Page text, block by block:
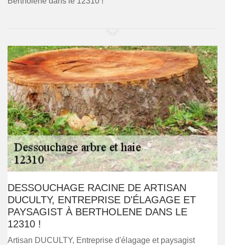
DESSOUCHAGE RACINE DE ARTISAN
DUCULTY, ENTREPRISE D'ÉLAGAGE ET
PAYSAGIST À BERTHOLENE DANS LE
12310 !
Artisan DUCULTY, Entreprise d'élagage et paysagist